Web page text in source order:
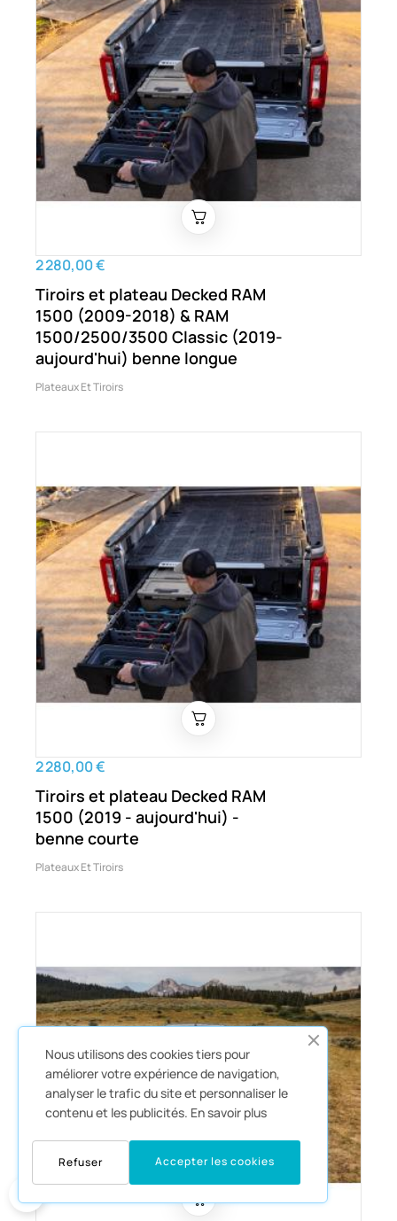
2 280,00 €
Tiroirs et plateau Decked RAM
1500 (2009-2018) & RAM
1500/2500/3500 Classic (2019-
aujourd'hui) benne longue
Plateaux Et Tiroirs
2 280,00 €
Tiroirs et plateau Decked RAM
1500 (2019 - aujourd'hui) -
benne courte
Plateaux Et Tiroirs
Nous utilisons des cookies tiers pour
améliorer votre expérience de navigation,
analyser le trafic du site et personnaliser le
contenu et les publicités. En savoir plus
Accepter les cookies
Refuser